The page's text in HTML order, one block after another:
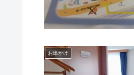
お出かけ